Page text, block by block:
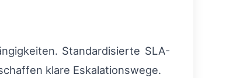
Standardisierte SLA-
klare Eskalationswege.